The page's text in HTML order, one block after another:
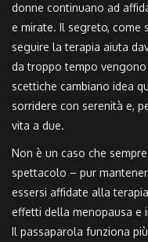
donne continuano ad
e mirate. Il segreto, come
seguire la terapia aiuta
da troppo tempo
scettiche cambiano idea
sorridere con serenità e,
vita a due.
Non è un caso che
spettacolo – pur
essersi affidate alla
effetti della menopausa e
Il passaparola funziona